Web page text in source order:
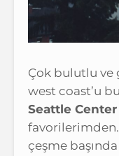
Çok bulutlu ve
west coast’u
Seattle
çeşme